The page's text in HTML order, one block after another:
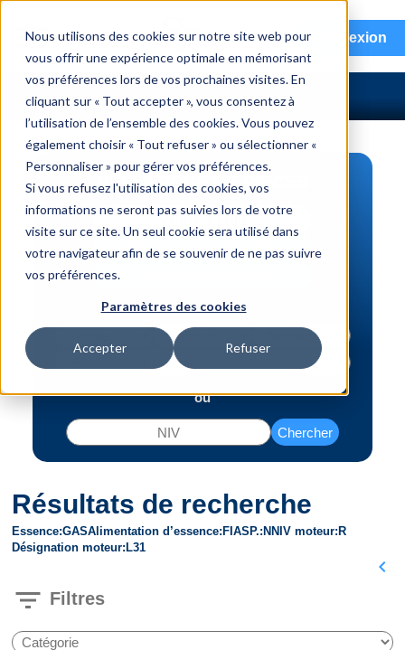
Nous utilisons des cookies sur notre site web pour
vous offrir une expérience optimale en mémorisant
vos préférences lors de vos prochaines visites. En
cliquant sur « Tout accepter », vous consentez à
l’utilisation de l’ensemble des cookies. Vous pouvez
également choisir « Tout refuser » ou sélectionner «
Personnaliser » pour gérer vos préférences.
Si vous refusez l'utilisation des cookies, vos
informations ne seront pas suivies lors de votre
visite sur ce site. Un seul cookie sera utilisé dans
votre navigateur afin de se souvenir de ne pas suivre
vos préférences.
Paramètres des cookies
Accepter Refuser
menu Connexion
RECHERCHE DE PIÈCES
Véhicule | NIV
Numéro de pièce | interchange
ou
Chercher
Résultats de recherche
Essence GASAlimentation d’essence FI ASP. N NIV moteur R
Désignation moteur L31
chevron_left
filter_list Filtres